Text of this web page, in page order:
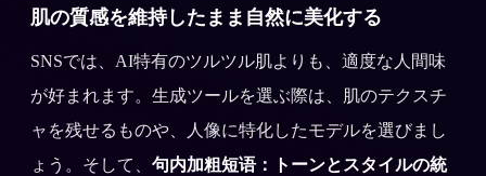
肌の質感を維持したまま自然に美化する
SNSでは、AI特有のツルツル肌よりも、適度な人間味
が好まれます。生成ツールを選ぶ際は、肌のテクスチ
ャを残せるものや、人像に特化したモデルを選びまし
ょう。そして、 句内加粗短语：トーンとスタイルの統